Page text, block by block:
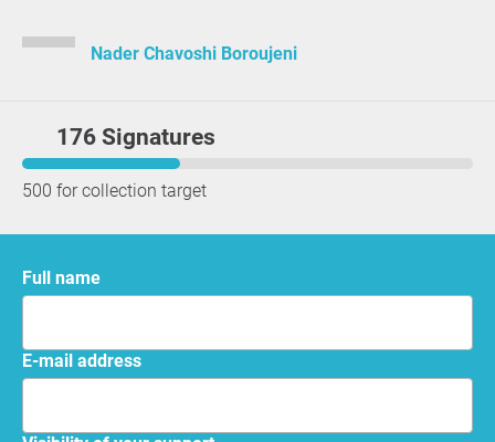
Nader Chavoshi Boroujeni
176 Signatures
500 for collection target
Full name
E-mail address